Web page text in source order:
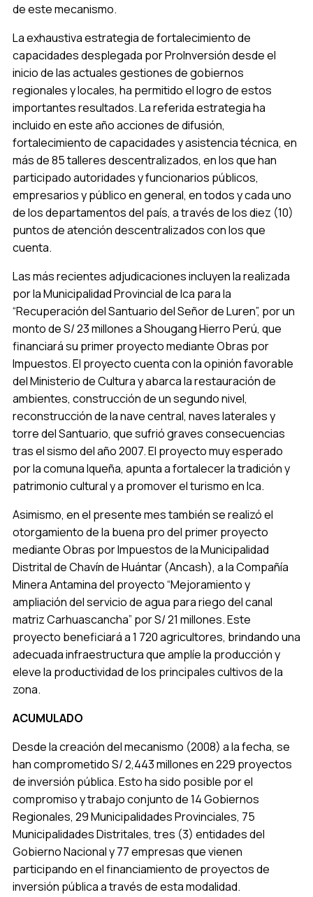
de este mecanismo.
La exhaustiva estrategia de fortalecimiento de
capacidades desplegada por ProInversión desde el
inicio de las actuales gestiones de gobiernos
regionales y locales, ha permitido el logro de estos
importantes resultados. La referida estrategia ha
incluido en este año acciones de difusión,
fortalecimiento de capacidades y asistencia técnica, en
más de 85 talleres descentralizados, en los que han
participado autoridades y funcionarios públicos,
empresarios y público en general, en todos y cada uno
de los departamentos del país, a través de los diez (10)
puntos de atención descentralizados con los que
cuenta.
Las más recientes adjudicaciones incluyen la realizada
por la Municipalidad Provincial de Ica para la
“Recuperación del Santuario del Señor de Luren”, por un
monto de S/ 23 millones a Shougang Hierro Perú, que
financiará su primer proyecto mediante Obras por
Impuestos. El proyecto cuenta con la opinión favorable
del Ministerio de Cultura y abarca la restauración de
ambientes, construcción de un segundo nivel,
reconstrucción de la nave central, naves laterales y
torre del Santuario, que sufrió graves consecuencias
tras el sismo del año 2007. El proyecto muy esperado
por la comuna Iqueña, apunta a fortalecer la tradición y
patrimonio cultural y a promover el turismo en Ica.
Asimismo, en el presente mes también se realizó el
otorgamiento de la buena pro del primer proyecto
mediante Obras por Impuestos de la Municipalidad
Distrital de Chavín de Huántar (Ancash), a la Compañía
Minera Antamina del proyecto “Mejoramiento y
ampliación del servicio de agua para riego del canal
matriz Carhuascancha” por S/ 21 millones. Este
proyecto beneficiará a 1 720 agricultores, brindando una
adecuada infraestructura que amplíe la producción y
eleve la productividad de los principales cultivos de la
zona.
ACUMULADO
Desde la creación del mecanismo (2008) a la fecha, se
han comprometido S/ 2,443 millones en 229 proyectos
de inversión pública. Esto ha sido posible por el
compromiso y trabajo conjunto de 14 Gobiernos
Regionales, 29 Municipalidades Provinciales, 75
Municipalidades Distritales, tres (3) entidades del
Gobierno Nacional y 77 empresas que vienen
participando en el financiamiento de proyectos de
inversión pública a través de esta modalidad.